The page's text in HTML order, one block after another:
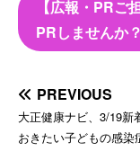
【広報・PRご
PRしませんか？
PREVIOUS
大正健康ナビ、3/19新
おきたい子どもの感染